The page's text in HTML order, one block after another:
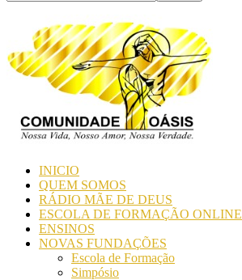
INICIO
QUEM SOMOS
RÁDIO MÃE DE DEUS
ESCOLA DE FORMAÇÃO ONLINE
ENSINOS
NOVAS FUNDAÇÕES
Escola de Formação
Simpósio